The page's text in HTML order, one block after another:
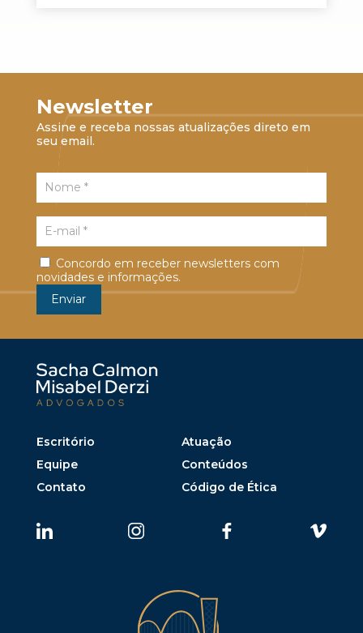
Newsletter
Assine e receba nossas atualizações direto em
seu email.
Concordo em receber newsletters com
novidades e informações.
Escritório
Atuação
Equipe
Conteúdos
Contato
Código de Ética